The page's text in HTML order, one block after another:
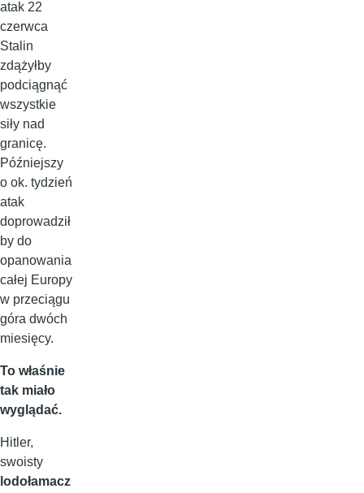
atak 22
czerwca
Stalin
zdążyłby
podciągnąć
wszystkie
siły nad
granicę.
Późniejszy
o ok. tydzień
atak
doprowadził
by do
opanowania
całej Europy
w przeciągu
góra dwóch
miesięcy.
To właśnie
tak miało
wyglądać.
Hitler,
swoisty
lodołamacz